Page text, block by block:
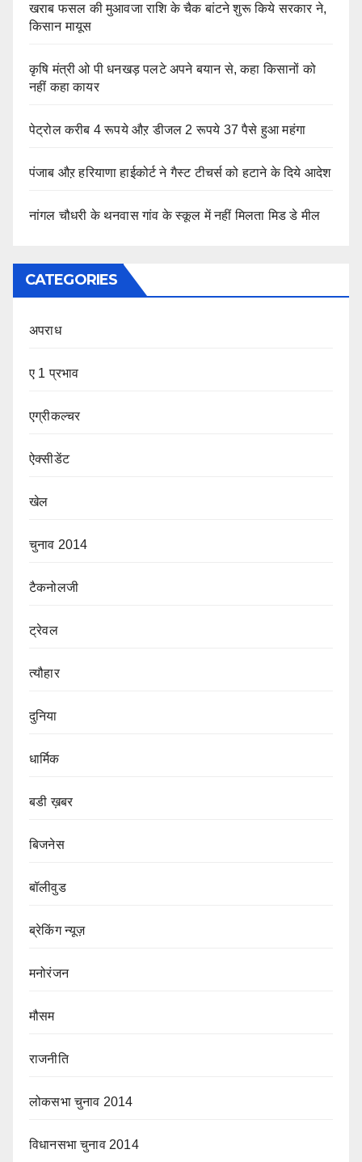
खराब फसल की मुआवजा राशि के चैक बांटने शुरू किये सरकार ने,
किसान मायूस
कृषि मंत्री ओ पी धनखड़ पलटे अपने बयान से, कहा किसानों को
नहीं कहा कायर
पेट्रोल करीब 4 रूपये औऱ डीजल 2 रूपये 37 पैसे हुआ महंगा
पंजाब औऱ हरियाणा हाईकोर्ट ने गैस्ट टीचर्स को हटाने के दिये आदेश
नांगल चौधरी के थनवास गांव के स्कूल में नहीं मिलता मिड डे मील
CATEGORIES
अपराध
ए 1 प्रभाव
एग्रीकल्चर
ऐक्सीडेंट
खेल
चुनाव 2014
टैकनोलजी
ट्रेवल
त्यौहार
दुनिया
धार्मिक
बडी ख़बर
बिजनेस
बॉलीवुड
ब्रेकिंग न्यूज़
मनोरंजन
मौसम
राजनीति
लोकसभा चुनाव 2014
विधानसभा चुनाव 2014